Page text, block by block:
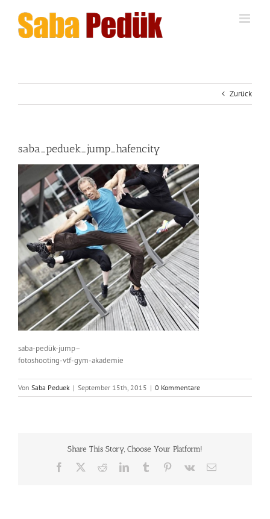
Inhalt
springen
Zurück
saba_peduek_jump_hafencity
saba-pedük-jump–
fotoshooting-vtf-gym-akademie
Von Saba Peduek | September 15th, 2015 | 0 Kommentare
Share This Story, Choose Your Platform!
Facebook RedditLinkedInTumblr Pinterest
Vk
E-